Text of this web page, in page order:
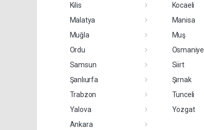
Kilis
Kocaeli
Malatya
Manisa
Muğla
Muş
Ordu
Osmaniye
Samsun
Siirt
Şanlıurfa
Şırnak
Trabzon
Tunceli
Yalova
Yozgat
Ankara